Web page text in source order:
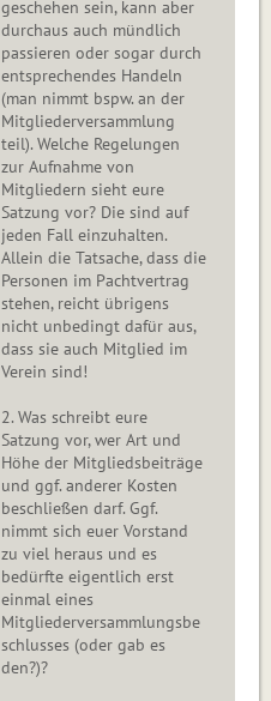
geschehen sein, kann aber
durchaus auch mündlich
passieren oder sogar durch
entsprechendes Handeln
(man nimmt bspw. an der
Mitgliederversammlung
teil). Welche Regelungen
zur Aufnahme von
Mitgliedern sieht eure
Satzung vor? Die sind auf
jeden Fall einzuhalten.
Allein die Tatsache, dass die
Personen im Pachtvertrag
stehen, reicht übrigens
nicht unbedingt dafür aus,
dass sie auch Mitglied im
Verein sind!
2. Was schreibt eure
Satzung vor, wer Art und
Höhe der Mitgliedsbeiträge
und ggf. anderer Kosten
beschließen darf. Ggf.
nimmt sich euer Vorstand
zu viel heraus und es
bedürfte eigentlich erst
einmal eines
Mitgliederversammlungsbe
schlusses (oder gab es
den?)?